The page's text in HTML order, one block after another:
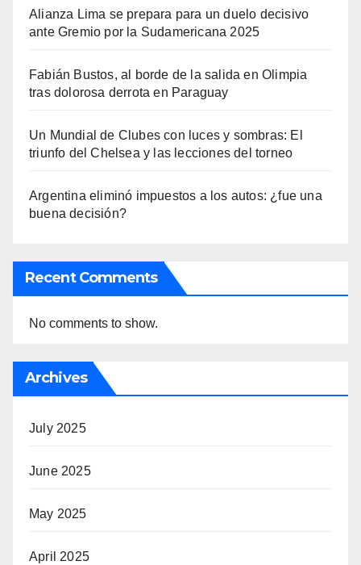
Alianza Lima se prepara para un duelo decisivo
ante Gremio por la Sudamericana 2025
Fabián Bustos, al borde de la salida en Olimpia
tras dolorosa derrota en Paraguay
Un Mundial de Clubes con luces y sombras: El
triunfo del Chelsea y las lecciones del torneo
Argentina eliminó impuestos a los autos: ¿fue una
buena decisión?
Recent Comments
No comments to show.
Archives
July 2025
June 2025
May 2025
April 2025